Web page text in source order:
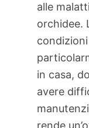
alle
orchidee.
in casa,
avere